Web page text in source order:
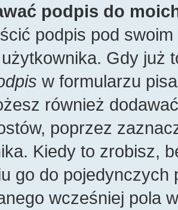
podpis do
podpis pod
Gdy już
w formularzu
również
poprzez
Kiedy to zrobisz,
go do
wcześniej pola